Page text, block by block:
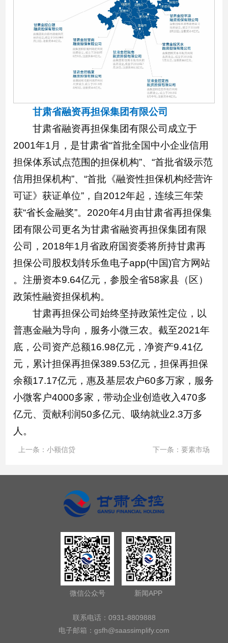
甘肃省融资再担保集团有限公司
甘肃省融资再担保集团有限公司成立于
2001年1月，是甘肃省“首批全国中小企业信用
担保体系试点范围的担保机构”、“首批省级示范
信用担保机构”、“首批《融资性担保机构经营许
可证》获证单位”，自2012年起，连续三年荣
获“省长金融奖”。2020年4月由甘肃省再担保集
团有限公司更名为甘肃省融资再担保集团有限
公司，2018年1月省政府国资委将所持甘肃再
担保公司股权划转乐鱼电子app(中国)官方网站
。注册资本9.64亿元，参股全省58家县（区）
政策性融资担保机构。
甘肃再担保公司始终坚持政策性定位，以
普惠金融为导向，服务小微三农。截至2021年
底，公司资产总额16.98亿元，净资产9.41亿
元，累计担保再担保389.53亿元，担保再担保
余额17.17亿元，惠及基层农户60多万家，服务
小微客户4000多家，带动企业创造收入470多
亿元、贡献利润50多亿元、吸纳就业2.3万多
人。
上一条：小额信贷 下一条： 要素市场
微信公众号 新闻APP
联系电话：0931-8809888
电子邮箱： gsfh@saassimplify.com